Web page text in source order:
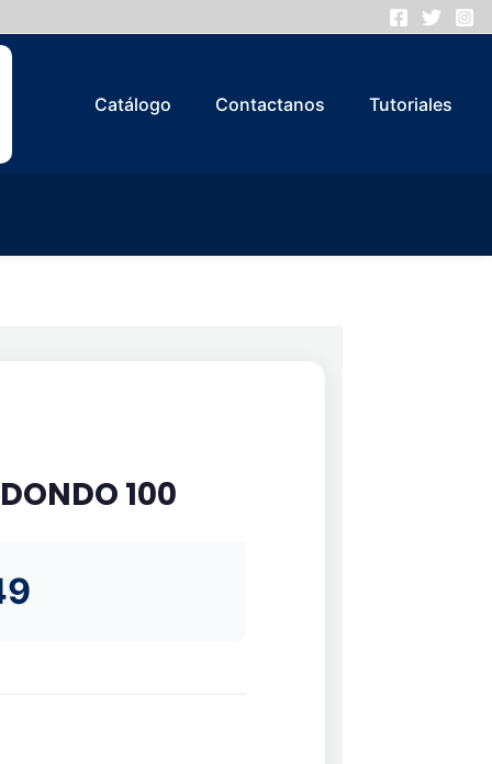
Catálogo Contactanos Tutoriales
100